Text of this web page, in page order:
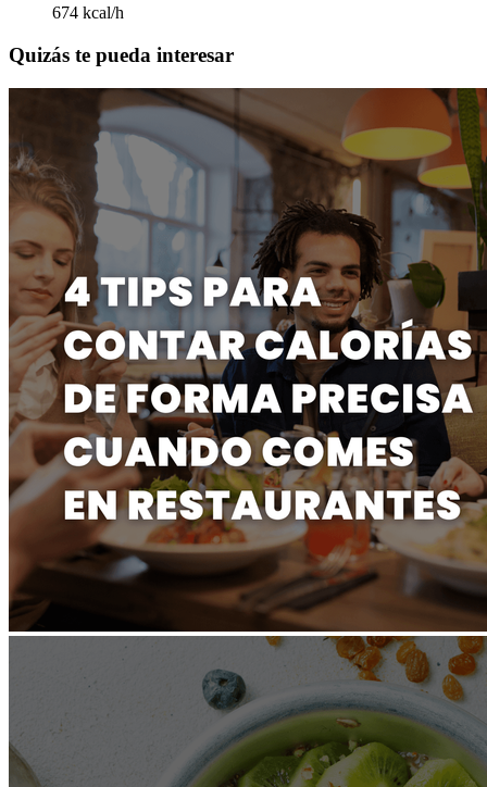
674 kcal/h
Quizás te pueda interesar